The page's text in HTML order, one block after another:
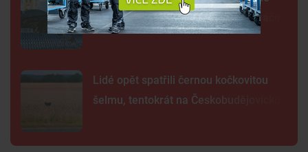
zruší béčko, pro dva týmy nemá hráče
Lidé opět spatřili černou kočkovitou
šelmu, tentokrát na Českobudějovicku